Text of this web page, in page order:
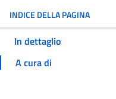
INDICE DELLA PAGINA
In dettaglio
A cura di